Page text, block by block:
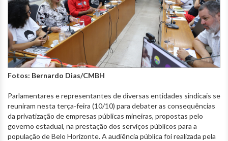
Fotos: Bernardo Dias/CMBH
Parlamentares e representantes de diversas entidades sindicais se
reuniram nesta terça-feira (10/10) para debater as consequências
da privatização de empresas públicas mineiras, propostas pelo
governo estadual, na prestação dos serviços públicos para a
população de Belo Horizonte. A audiência pública foi realizada pela